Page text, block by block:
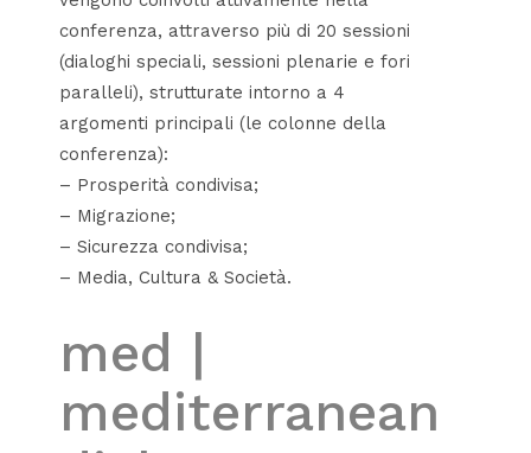
conferenza, attraverso più di 20 sessioni
(dialoghi speciali, sessioni plenarie e fori
paralleli), strutturate intorno a 4
argomenti principali (le colonne della
conferenza):
– Prosperità condivisa;
– Migrazione;
– Sicurezza condivisa;
– Media, Cultura & Società.
med |
mediterranean